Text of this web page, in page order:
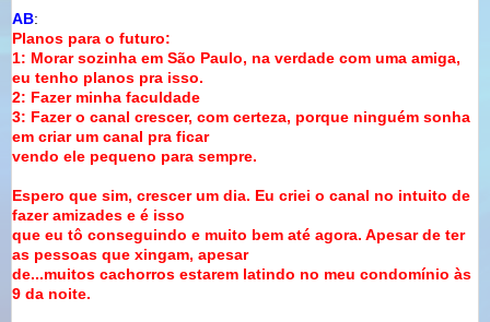
AB:
Planos para o futuro:
1: Morar sozinha em São Paulo, na verdade com uma amiga,
eu tenho planos pra isso.
2: Fazer minha faculdade
3: Fazer o canal crescer, com certeza, porque ninguém sonha
em criar um canal pra ficar
vendo ele pequeno para sempre.
Espero que sim, crescer um dia. Eu criei o canal no intuito de
fazer amizades e é isso
que eu tô conseguindo e muito bem até agora. Apesar de ter
as pessoas que xingam, apesar
de...muitos cachorros estarem latindo no meu condomínio às
9 da noite.